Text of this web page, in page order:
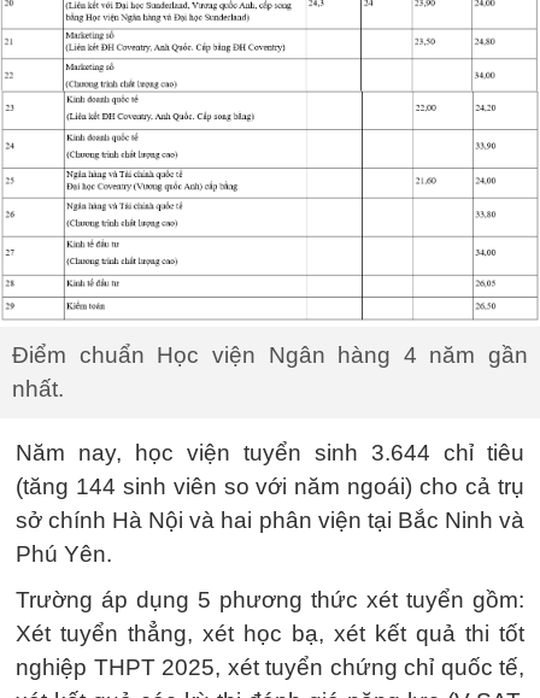
Điểm chuẩn Học viện Ngân hàng 4 năm gần
nhất.
Năm nay, học viện tuyển sinh 3.644 chỉ tiêu
(tăng 144 sinh viên so với năm ngoái) cho cả trụ
sở chính Hà Nội và hai phân viện tại Bắc Ninh và
Phú Yên.
Trường áp dụng 5 phương thức xét tuyển gồm:
Xét tuyển thẳng, xét học bạ, xét kết quả thi tốt
nghiệp THPT 2025, xét tuyển chứng chỉ quốc tế,